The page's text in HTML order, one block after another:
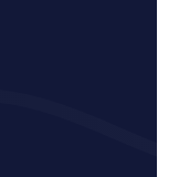
sind nicht nur
durch die
durch die
Stadt
Bedeutung